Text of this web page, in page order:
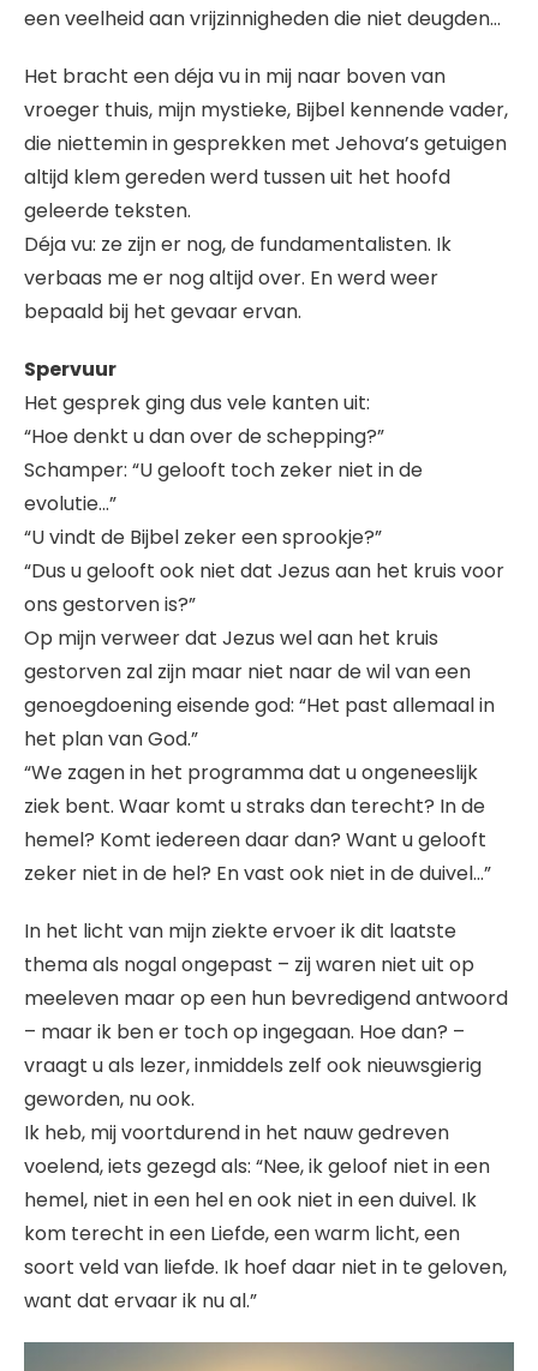
een veelheid aan vrijzinnigheden die niet deugden…
Het bracht een déja vu in mij naar boven van
vroeger thuis, mijn mystieke, Bijbel kennende vader,
die niettemin in gesprekken met Jehova’s getuigen
altijd klem gereden werd tussen uit het hoofd
geleerde teksten.
Déja vu: ze zijn er nog, de fundamentalisten. Ik
verbaas me er nog altijd over. En werd weer
bepaald bij het gevaar ervan.
Spervuur
Het gesprek ging dus vele kanten uit:
“Hoe denkt u dan over de schepping?”
Schamper: “U gelooft toch zeker niet in de
evolutie…”
“U vindt de Bijbel zeker een sprookje?”
“Dus u gelooft ook niet dat Jezus aan het kruis voor
ons gestorven is?”
Op mijn verweer dat Jezus wel aan het kruis
gestorven zal zijn maar niet naar de wil van een
genoegdoening eisende god: “Het past allemaal in
het plan van God.”
“We zagen in het programma dat u ongeneeslijk
ziek bent. Waar komt u straks dan terecht? In de
hemel? Komt iedereen daar dan? Want u gelooft
zeker niet in de hel? En vast ook niet in de duivel…”
In het licht van mijn ziekte ervoer ik dit laatste
thema als nogal ongepast – zij waren niet uit op
meeleven maar op een hun bevredigend antwoord
– maar ik ben er toch op ingegaan. Hoe dan? –
vraagt u als lezer, inmiddels zelf ook nieuwsgierig
geworden, nu ook.
Ik heb, mij voortdurend in het nauw gedreven
voelend, iets gezegd als: “Nee, ik geloof niet in een
hemel, niet in een hel en ook niet in een duivel. Ik
kom terecht in een Liefde, een warm licht, een
soort veld van liefde. Ik hoef daar niet in te geloven,
want dat ervaar ik nu al.”